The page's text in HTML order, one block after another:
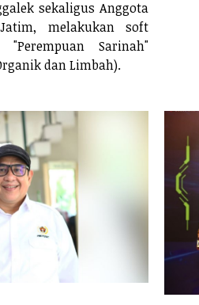
sekaligus Anggota
melakukan soft
Sarinah"
dan Limbah).